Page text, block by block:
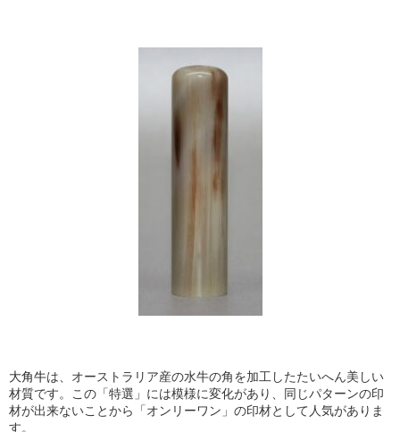
大角牛は、オーストラリア産の水牛の角を加工したたいへん美しい
材質です。この「特選」には模様に変化があり、同じパターンの印
材が出来ないことから「オンリーワン」の印材として人気がありま
す。